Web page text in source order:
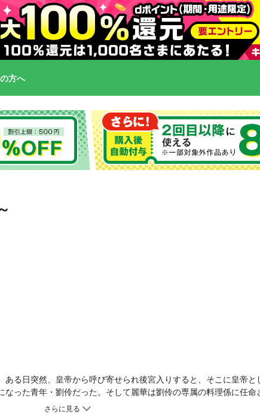
方へ
る日突然、皇帝から呼び寄せられ後宮入りすると、そこに皇帝と
なった青年・劉伶だった。そして麗華は劉伶の専属の料理係に任命
理で後宮を癒していく。しかし、ただの料理係だったはずが、「